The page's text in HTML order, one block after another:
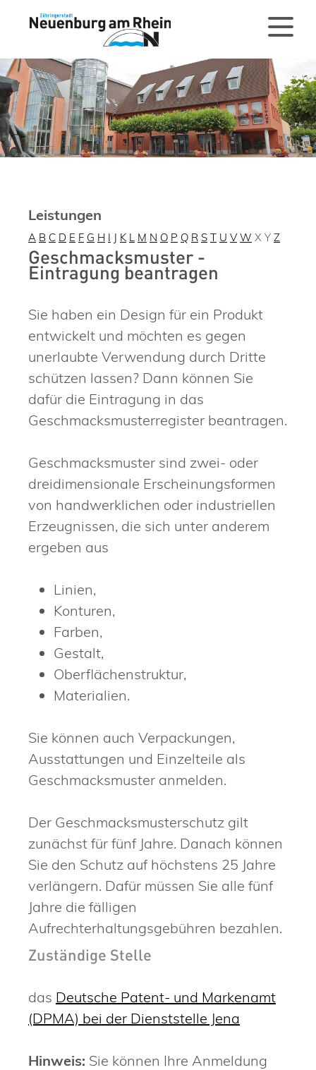
Leistungen
A B C D E F G H I J K L M N O P Q R S T U V W X Y Z
Geschmacksmuster -
Eintragung beantragen
Sie haben ein Design für ein Produkt
entwickelt und möchten es gegen
unerlaubte Verwendung durch Dritte
schützen lassen? Dann können Sie
dafür die Eintragung in das
Geschmacksmusterregister beantragen.
Geschmacksmuster sind zwei- oder
dreidimensionale Erscheinungsformen
von handwerklichen oder industriellen
Erzeugnissen, die sich unter anderem
ergeben aus
Linien,
Konturen,
Farben,
Gestalt,
Oberflächenstruktur,
Materialien.
Sie können auch Verpackungen,
Ausstattungen und Einzelteile als
Geschmacksmuster anmelden.
Der Geschmacksmusterschutz gilt
zunächst für fünf Jahre. Danach können
Sie den Schutz auf höchstens 25 Jahre
verlängern. Dafür müssen Sie alle fünf
Jahre die fälligen
Aufrechterhaltungsgebühren bezahlen.
Zuständige Stelle
das Deutsche Patent- und Markenamt
(DPMA) bei der Dienststelle Jena
Hinweis: Sie können Ihre Anmeldung